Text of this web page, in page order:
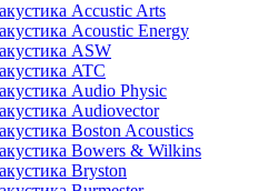
Accustic Arts
Acoustic Energy
ASW
ATC
Audio Physic
Audiovector
Boston Acoustics
Bowers & Wilkins
Bryston